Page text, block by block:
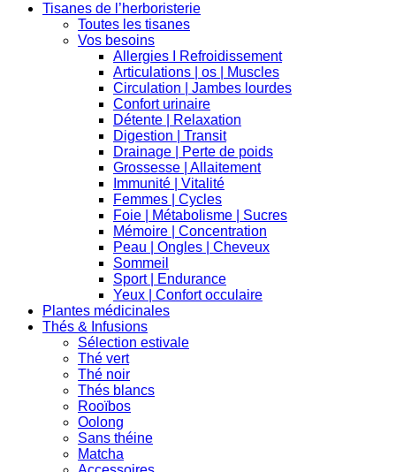
Tisanes de l’herboristerie
Toutes les tisanes
Vos besoins
Allergies I Refroidissement
Articulations | os | Muscles
Circulation | Jambes lourdes
Confort urinaire
Détente | Relaxation
Digestion | Transit
Drainage | Perte de poids
Grossesse | Allaitement
Immunité | Vitalité
Femmes | Cycles
Foie | Métabolisme | Sucres
Mémoire | Concentration
Peau | Ongles | Cheveux
Sommeil
Sport | Endurance
Yeux | Confort occulaire
Plantes médicinales
Thés & Infusions
Sélection estivale
Thé vert
Thé noir
Thés blancs
Rooïbos
Oolong
Sans théine
Matcha